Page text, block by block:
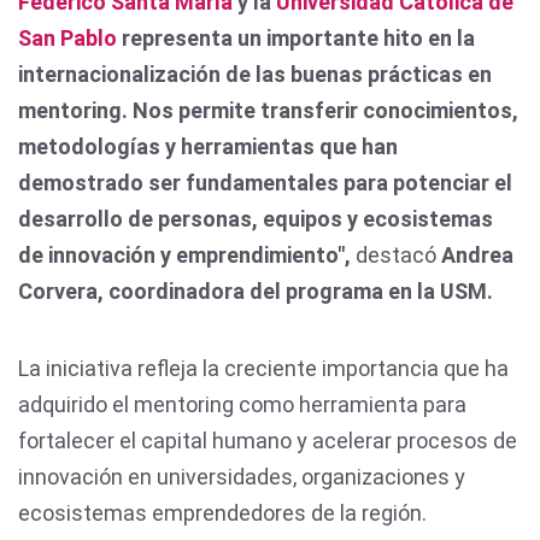
San Pablo representa un importante hito en la
internacionalización de las buenas prácticas en
mentoring. Nos permite transferir conocimientos,
metodologías y herramientas que han
demostrado ser fundamentales para potenciar el
desarrollo de personas, equipos y ecosistemas
de innovación y emprendimiento", destacóAndrea
Corvera, coordinadora del programa en la USM.
La iniciativa refleja la creciente importancia que ha
adquirido el mentoring como herramienta para
fortalecer el capital humano y acelerar procesos de
innovación en universidades, organizaciones y
ecosistemas emprendedores de la región.